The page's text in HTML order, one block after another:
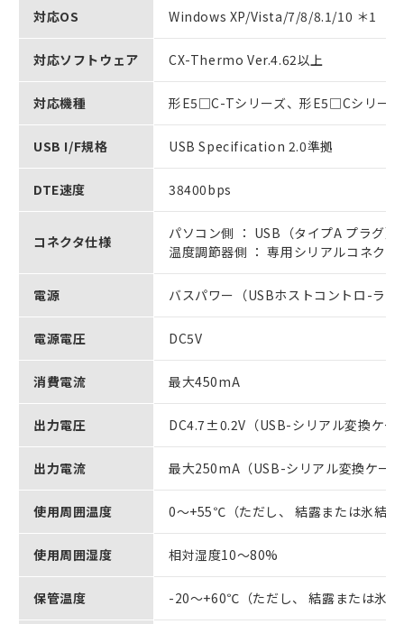
対応OS Windows XP/Vista/7/8/8.1/10 ＊1
対応ソフトウェア CX-Thermo Ver.4.62以上
対応機種 形E5□C-Tシリーズ、形E5□Cシリー
USB I/F規格 USB Specification 2.0準拠
DTE速度 38400bps
コネクタ仕様
パソコン側 ： USB（タイプA プラグ）
温度調節器側 ： 専用シリアルコネクタ
電源 バスパワー（USBホストコントロ-ラか
電源電圧 DC5V
消費電流 最大450mA
出力電圧 DC4.7±0.2V（USB-シリアル変換ケー
出力電流 最大250mA（USB-シリアル変換ケー
使用周囲温度 0～+55℃（ただし、 結露または氷結し
使用周囲湿度 相対湿度10～80%
保管温度 -20～+60℃（ただし、 結露または氷結